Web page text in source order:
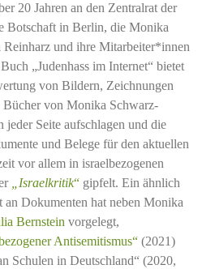
20 Jahren an den Zentralrat der
Botschaft in Berlin, die Monika
Reinharz und ihre Mitarbeiter*innen
„Judenhass im Internet“ bietet
von Bildern, Zeichnungen
von Monika Schwarz-
jeder Seite aufschlagen und die
und Belege für den aktuellen
vor allem in israelbezogenen
„Israelkritik“gipfelt. Ein ähnlich
Dokumenten hat neben Monika
Bernstein vorgelegt,
Antisemitismus“(2021)
Schulen in Deutschland“ (2020,